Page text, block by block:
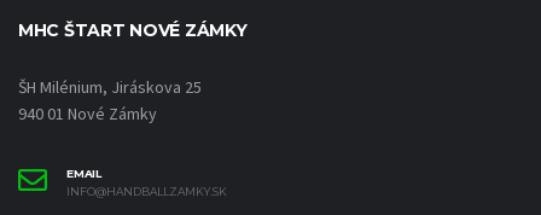
MHC ŠTART NOVÉ ZÁMKY
ŠH Milénium, Jiráskova 25
940 01 Nové Zámky
EMAIL
INFO@HANDBALLZAMKY.SK